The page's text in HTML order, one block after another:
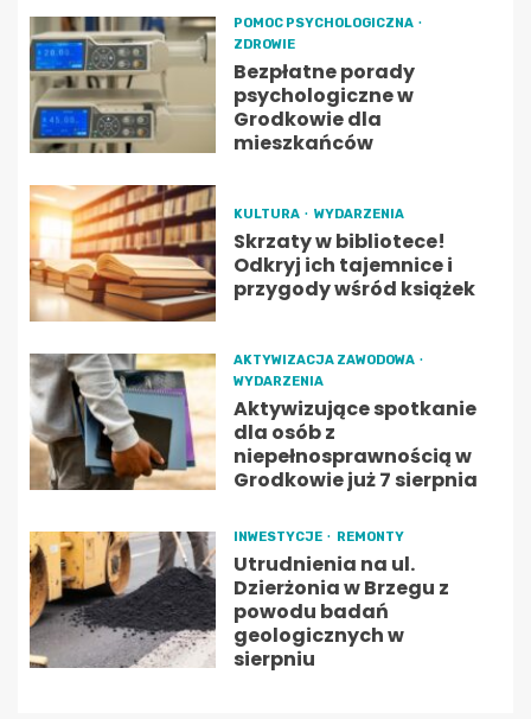
POMOC PSYCHOLOGICZNA
ZDROWIE
Bezpłatne porady
psychologiczne w
Grodkowie dla
mieszkańców
KULTURA WYDARZENIA
Skrzaty w bibliotece!
Odkryj ich tajemnice i
przygody wśród książek
AKTYWIZACJA ZAWODOWA
WYDARZENIA
Aktywizujące spotkanie
dla osób z
niepełnosprawnością w
Grodkowie już 7 sierpnia
INWESTYCJE REMONTY
Utrudnienia na ul.
Dzierżonia w Brzegu z
powodu badań
geologicznych w
sierpniu